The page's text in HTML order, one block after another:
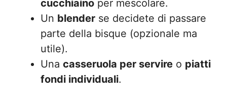
cucchiaino per mescolare.
Un blender se decidete di passare
parte della bisque (opzionale ma
utile).
Una casseruola per servire o piatti
fondi individuali.